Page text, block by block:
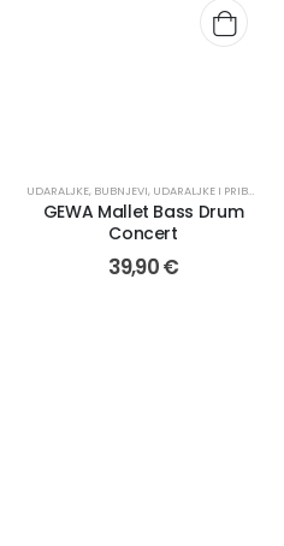
PALICE
UDARALJKE, BUBNJEVI, UDARALJKE I PRIBOR
GEWA Mallet Bass Drum
Concert
39,90€